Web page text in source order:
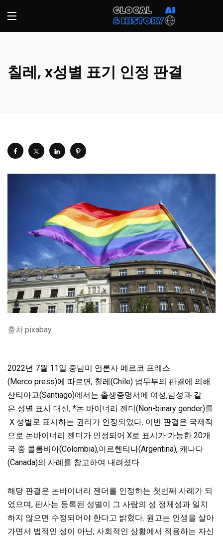
칠레, x성별 표기 인정 판결
출처:pixabay
2022년 7월 11일 중남미 언론사 메르코 프레스
(Merco press)에 따르면, 칠레(Chile) 법무부의 판결에 의해
산티아고(Santiago)에서는 출생증명서에 여성,남성과 같
은 성별 표시 대신, *논 바이너리 젠더(Non-binary gender)를
X 성별로 표시하는 권리가 인정되었다. 이번 판결은 국제적
으로 논바이너리 젠더가 인정되어 X로 표시가 가능한 20개
국 중 콜롬비아(Colombia),아르헨티나(Argentina), 캐나다
(Canada)의 사례를 참고하여 내려졌다.
해당 판결은 논바이너리 젠더를 인정하는 첫번째 사례가 되
었으며, 판사는 등록된 성별이 그 사람의 성 정체성과 일치
하지 않으면 수정되어야 한다고 밝혔다. 원고는 인생을 살아
가면서 법적인 성이 아닌, 사회적인 상황에서 적용하는 자신